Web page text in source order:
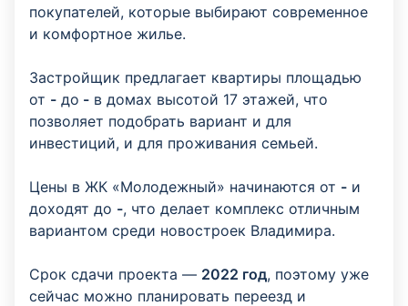
покупателей, которые выбирают современное
и комфортное жилье.
Застройщик предлагает квартиры площадью
от - до - в домах высотой 17 этажей, что
позволяет подобрать вариант и для
инвестиций, и для проживания семьей.
Цены в ЖК «Молодежный» начинаются от - и
доходят до -, что делает комплекс отличным
вариантом среди новостроек Владимира.
Срок сдачи проекта — 2022 год, поэтому уже
сейчас можно планировать переезд и